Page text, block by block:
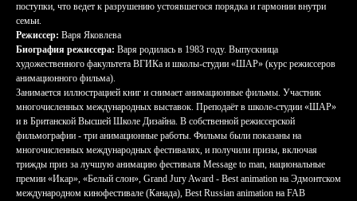
поступки, что ведет к разрушению устоявшегося порядка и гармонии внутри
семьи.
Режиссер: Варя Яковлева
Биография режиссера: Варя родилась в 1983 году. Выпускница
художественного факультета ВГИКа и школы-студии «ШАР» (курс режиссеров
анимационного фильма).
Занимается иллюстрацией книг и снимает анимационные фильмы. Участник
многочисленных международных выставок. Преподаёт в школе-студии «ШАР»
и в Британской Высшей Школе Дизайна. В собственной режиссерской
фильмографии - три анимационные работы. Фильмы были показаны на
многочисленных международных фестивалях, и получили призы, включая
трижды приз за лучшую анимацию фестиваля Message to man, национальные
премии «Икар», «Белый слон», Grand Jury Award - Best animation на Эдмонтском
международном кинофестивале (Канада), Best Russian animation на FAB